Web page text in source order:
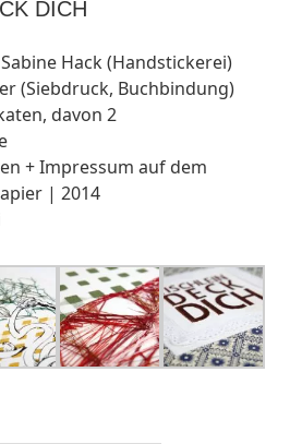
DICH
Hack (Handstickerei)
(Siebdruck, Buchbindung)
davon 2
+ Impressum auf dem
| 2014